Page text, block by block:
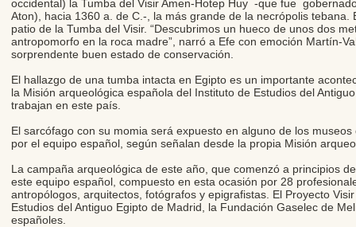
occidental) la Tumba del Visir Amen-Hotep Huy -que fue
Aton), hacia 1360 a. de C.-, la más grande de la necrópolis
patio de la Tumba del Visir. “Descubrimos un hueco de unos dos
antropomorfo en la roca madre”, narró a Efe con emoción Martín-
sorprendente buen estado de conservación.
El hallazgo de una tumba intacta en Egipto es un importante
la Misión arqueológica española del Instituto de Estudios del
trabajan en este país.
El sarcófago con su momia será expuesto en alguno de los
por el equipo español, según señalan desde la propia Misión
La campaña arqueológica de este año, que comenzó a principios
este equipo español, compuesto en esta ocasión por 28
antropólogos, arquitectos, fotógrafos y epigrafistas. El Proyecto
Estudios del Antiguo Egipto de Madrid, la Fundación Gaselec de
españoles.